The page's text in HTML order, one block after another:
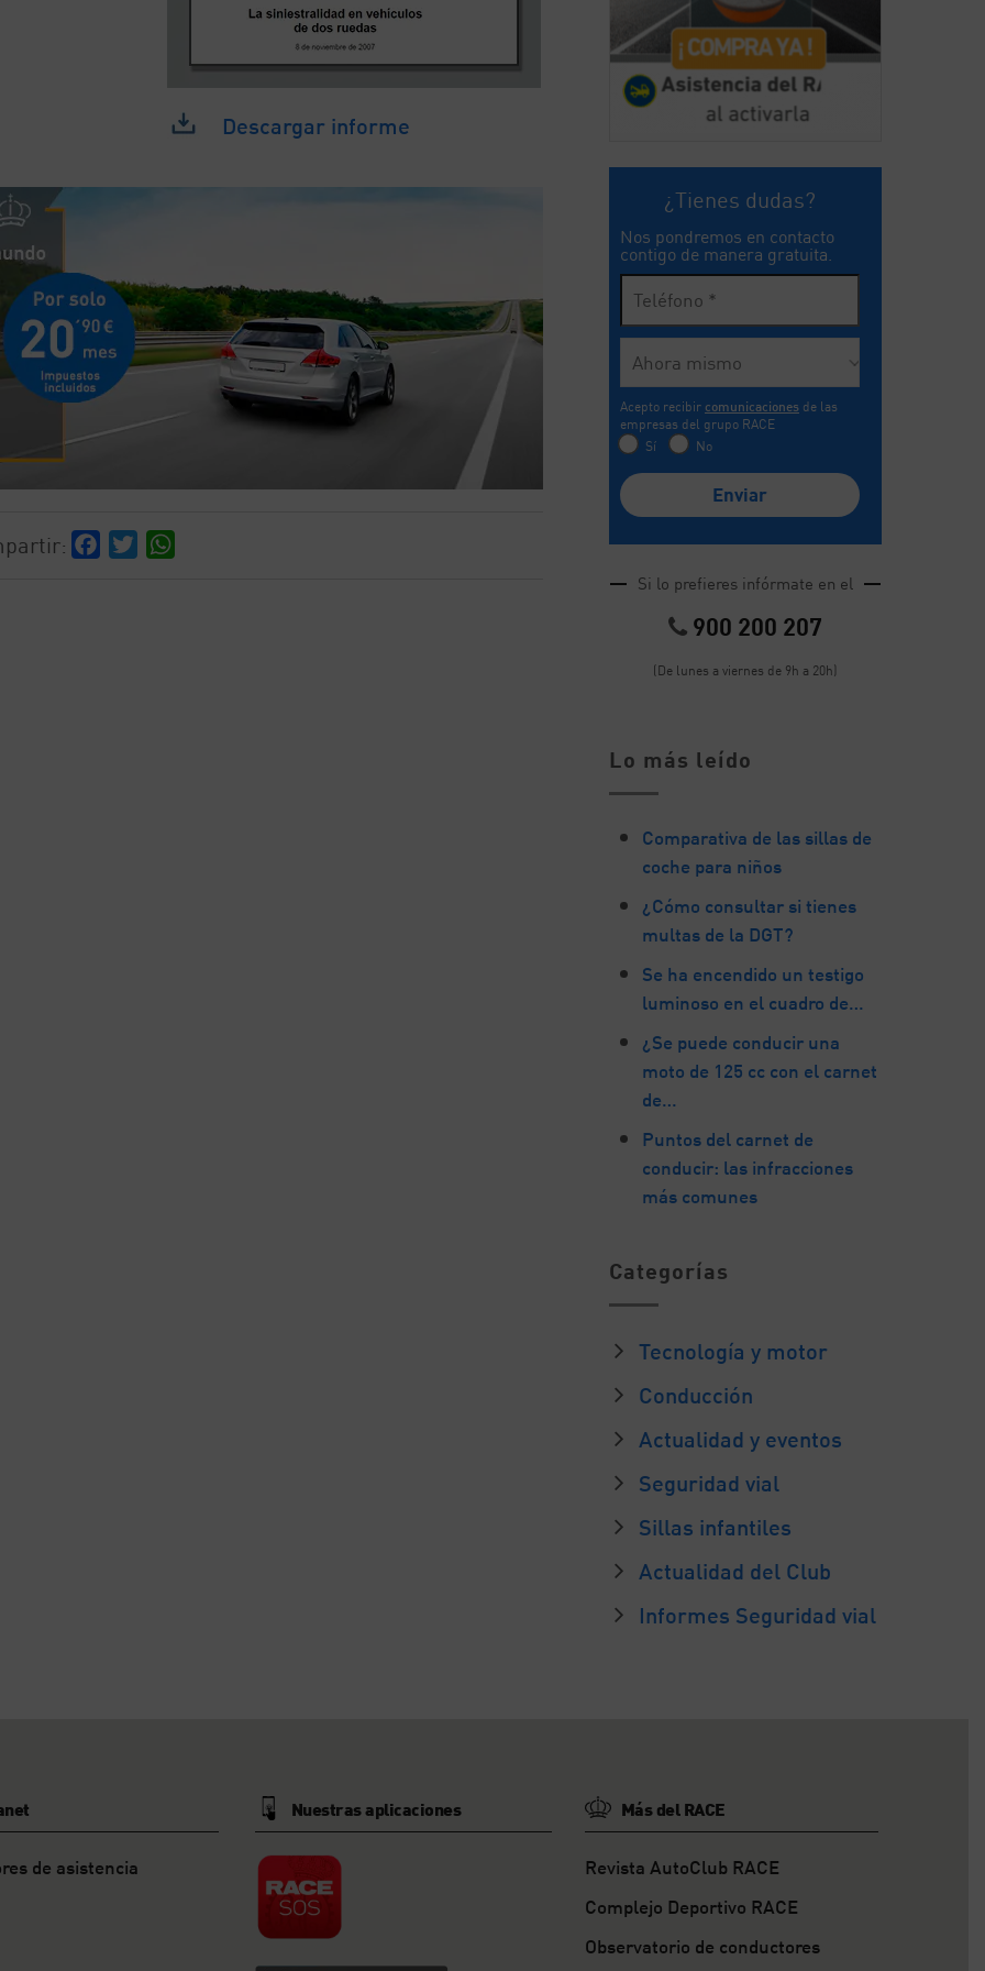
Descargar informe
Facebook
Twitter
¿Tienes dudas?
Nos pondremos en contacto
contigo de manera gratuita.
Acepto recibir comunicaciones de las
empresas del grupo RACE
Sí
No
Si lo prefieres infórmate en el
900 200 207
(De lunes a viernes de 9h a 20h)
Lo más leído
Comparativa de las sillas de
coche para niños
¿Cómo consultar si tienes
multas de la DGT?
Se ha encendido un testigo
luminoso en el cuadro de…
¿Se puede conducir una
moto de 125 cc con el carnet
de…
Puntos del carnet de
conducir: las infracciones
más comunes
Categorías
Tecnología y motor
Conducción
Actualidad y eventos
Seguridad vial
Sillas infantiles
Actualidad del Club
Informes Seguridad vial
de asistencia
Nuestras aplicaciones Más del RACE
Revista AutoClub RACE
Complejo Deportivo RACE
Observatorio de conductores